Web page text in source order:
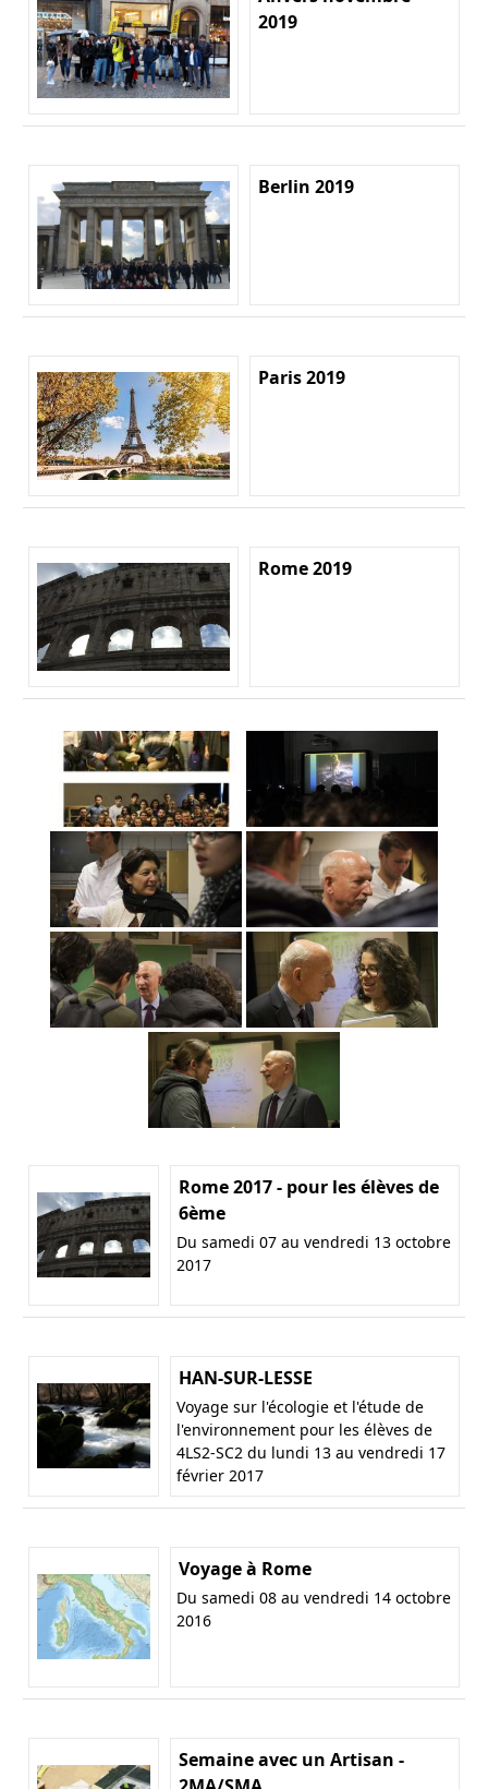
2019
Berlin 2019
Paris 2019
Rome 2019
Rome 2017 - pour les élèves de
6ème
Du samedi 07 au vendredi 13 octobre
2017
HAN-SUR-LESSE
Voyage sur l'écologie et l'étude de
l'environnement pour les élèves de
4LS2-SC2 du lundi 13 au vendredi 17
février 2017
Voyage à Rome
Du samedi 08 au vendredi 14 octobre
2016
Semaine avec un Artisan -